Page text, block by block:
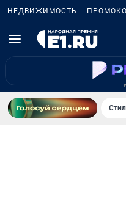
НЕДВИЖИМОСТЬ